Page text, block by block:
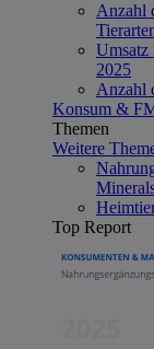
Anzahl
Umsatz
2025
Anzahl
Konsum &
Themen
Weitere
Top Report